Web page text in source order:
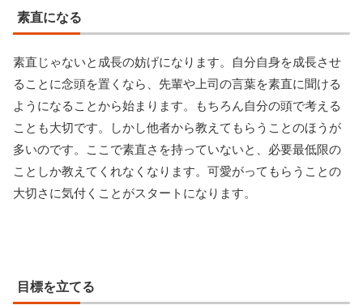
素直になる
素直じゃないと成長の妨げになります。自分自身を成長させ
ることに念頭を置くなら、先輩や上司の言葉を素直に聞ける
ようになることから始まります。もちろん自分の頭で考える
ことも大切です。しかし他者から教えてもらうことのほうが
多いのです。ここで素直さを持っていないと、必要最低限の
ことしか教えてくれなくなります。可愛がってもらうことの
大切さに気付くことがスタートになります。
目標を立てる